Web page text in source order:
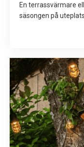
En terrassvärmare
säsongen på